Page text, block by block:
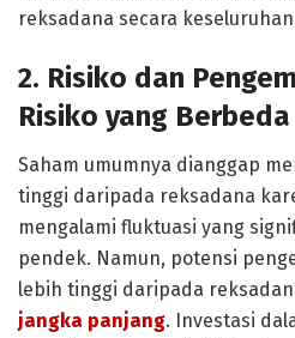
reksadana secara
2. Risiko dan
Risiko yang Berbeda
Saham umumnya dianggap
tinggi daripada reksadana
mengalami fluktuasi yang
pendek. Namun, potensi
lebih tinggi daripada
jangka panjang. Investasi